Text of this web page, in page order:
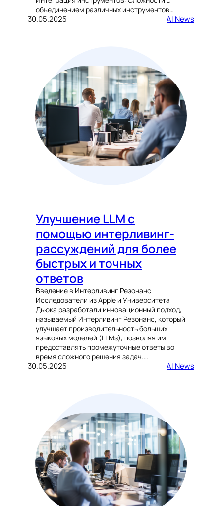
объединением различных инструментов…
30.05.2025 AI News
Улучшение LLM с
помощью интерливинг-
рассуждений для более
быстрых и точных
ответов
Введение в Интерливинг Резонанс
Исследователи из Apple и Университета
Дьюка разработали инновационный подход,
называемый Интерливинг Резонанс, который
улучшает производительность больших
языковых моделей (LLMs), позволяя им
предоставлять промежуточные ответы во
время сложного решения задач.…
30.05.2025 AI News